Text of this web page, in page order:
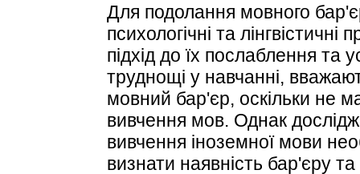
Для подолання мовного
психологічні та
підхід до їх послаблення та
труднощі у навчанні,
мовний бар'єр, оскільки не
вивчення мов. Однак
вивчення іноземної мови
визнати наявність бар'єру